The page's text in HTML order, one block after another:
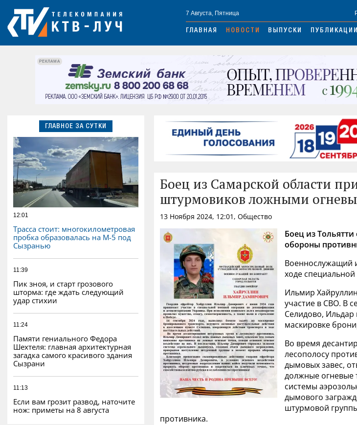
7 Августа, Пятница
ГЛАВНАЯ НОВОСТИ ВЫПУСКИ ПУБЛИКАЦИИ
РЕКЛАМА
ГЛАВНОЕ ЗА СУТКИ
12:01
Трасса стоит: многокилометровая
пробка образовалась на М-5 под
Сызранью
11:39
Пик зноя, и старт грозового
шторма: где ждать следующий
удар стихии
11:24
Памяти гениального Федора
Шехтеля: главная архитектурная
загадка самого красивого здания
Сызрани
11:13
Если вам грозит развод, наточите
нож: приметы на 8 августа
Боец из Самарской области
штурмовиков ложными
13 Ноября 2024, 12:01, Общество
Боец из
обороны
Военнослужащий
ходе
Ильмир
участие в СВО. В
Селидово,
маскировке
Во время
лесополосу
дымовых завес,
должные огневые
системы
дымового
штурмовой
противника.